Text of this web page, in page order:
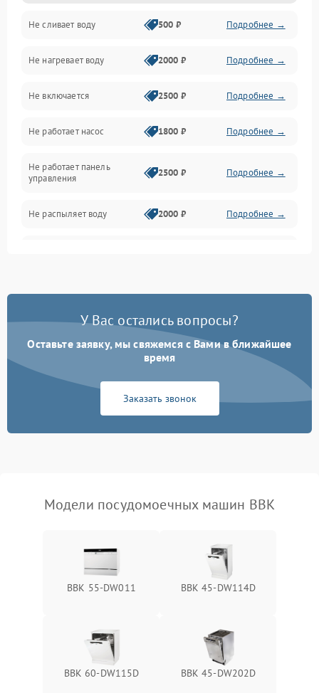
Электропитание
Датчики
Нагрев
Вода
Гигиена
Программное обеспечение
Не сливает воду 500 ₽ Подробнее →
Не нагревает воду 2000 ₽ Подробнее →
Не включается 2500 ₽ Подробнее →
Не работает насос 1800 ₽ Подробнее →
Не работает панель
управления
2500 ₽ Подробнее →
Не распыляет воду 2000 ₽ Подробнее →
Проблемы с набором
Не работает сушилка 2100 ₽ Подробнее →
Сбои в работе таймера 1700 ₽
У Вас остались вопросы?
Оставьте заявку, мы свяжемся с Вами в ближайшее
время
Заказать звонок
Модели посудомоечных машин BBK
BBK 55-DW011 BBK 45-DW114D
BBK 60-DW115D BBK 45-DW202D